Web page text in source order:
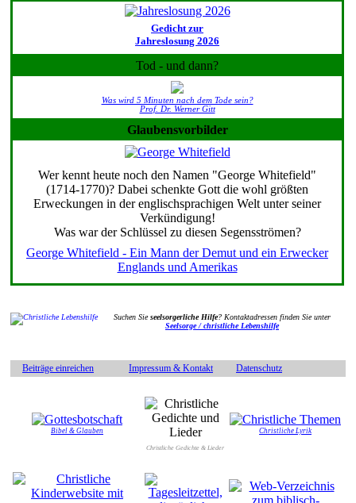
Gedicht zur
Jahreslosung 2026
Tod - und dann?
Was wird 5 Minuten nach dem Tode sein?
Prof. Dr. Werner Gitt
Glaubensvorbilder
Wer kennt heute noch den Namen "George Whitefield"
(1714-1770)? Dabei schenkte Gott die wohl größten
Erweckungen in der englischsprachigen Welt unter seiner
Verkündigung!
Was war der Schlüssel zu diesen Segensströmen?
George Whitefield - Ein Mann der Demut und ein Erwecker
Englands und Amerikas
Suchen Sieseelsorgerliche Hilfe? Kontaktadressen finden Sie unter
Seelsorge / christliche Lebenshilfe
Beiträge einreichen Impressum & Kontakt Datenschutz
Bibel & Glauben
Christliche Gedichte & Lieder
Christliche Lyrik